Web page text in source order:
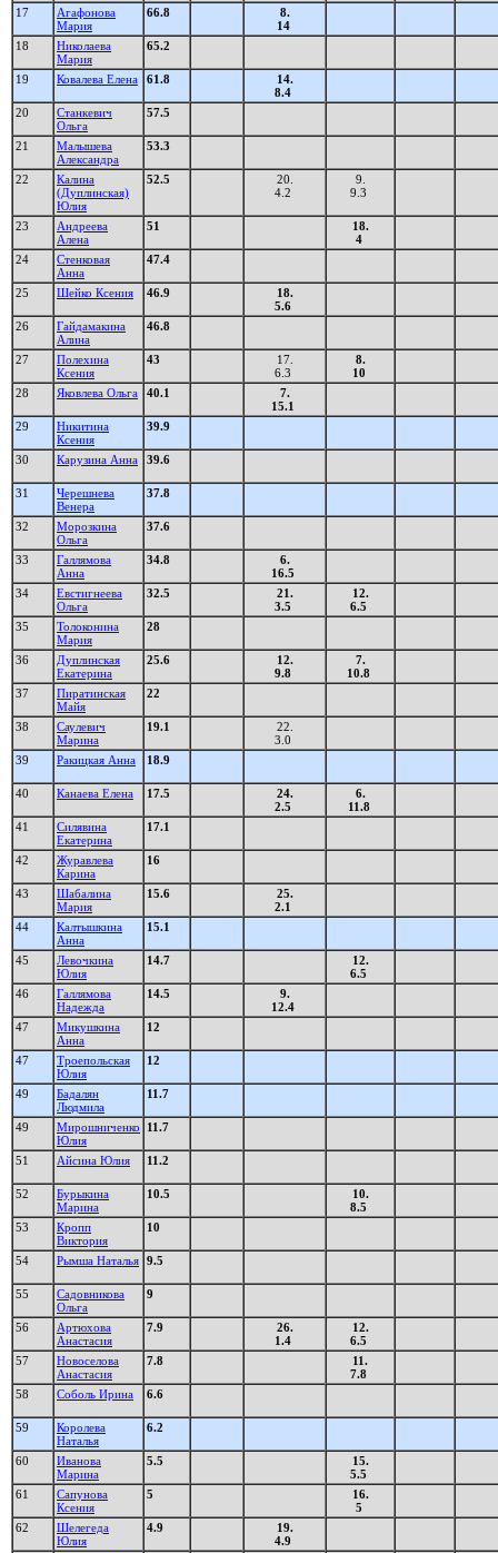
17
Агафонова
Мария
66.8
8.
14
18
Николаева
Мария
65.2
19 Ковалева Елена 61.8
14.
8.4
20
Станкевич
Ольга
57.5
21
Малышева
Александра
53.3
22
Калина
(Дуплинская)
Юлия
52.5
20.
4.2
9.
9.3
23
Андреева
Алена
51
18.
4
24
Стенковая
Анна
47.4
25 Шейко Ксения 46.9
18.
5.6
26
Гайдамакина
Алина
46.8
27
Полехина
Ксения
43
17.
6.3
8.
10
28
Яковлева Ольга 40.1
7.
15.1
29
Никитина
Ксения
39.9
30 Карузина Анна 39.6
31
Черешнева
Венера
37.8
32
Морозкина
Ольга
37.6
33
Галлямова
Анна
34.8
6.
16.5
34
Евстигнеева
Ольга
32.5
21.
3.5
12.
6.5
35
Толоконина
Мария
28
36
Дуплинская
Екатерина
25.6
12.
9.8
7.
10.8
37
Пиратинская
Майя
22
38
Саулевич
Марина
19.1
22.
3.0
39
Ракицкая Анна 18.9
40 Канаева Елена 17.5
24.
2.5
6.
11.8
41
Силявина
Екатерина
17.1
42
Журавлева
Карина
16
43
Шабалина
Мария
15.6
25.
2.1
44
Калтышкина
Анна
15.1
45
Левочкина
Юлия
14.7
12.
6.5
46
Галлямова
Надежда
14.5
9.
12.4
47
Микушкина
Анна
12
47
Троепольская
Юлия
12
49
Бадалян
Людмила
11.7
49
Мирошниченко
Юлия
11.7
51 Айсина Юлия 11.2
52
Бурыкина
Марина
10.5
10.
8.5
53
Кропп
Виктория
10
54 Рымша Наталья 9.5
55
Садовникова
Ольга
9
56
Артюхова
Анастасия
7.9
26.
1.4
12.
6.5
57
Новоселова
Анастасия
7.8
11.
7.8
58
Соболь Ирина 6.6
59
Королева
Наталья
6.2
60
Иванова
Марина
5.5
15.
5.5
61
Сапунова
Ксения
5
16.
5
62
Шелегеда
Юлия
4.9
19.
4.9